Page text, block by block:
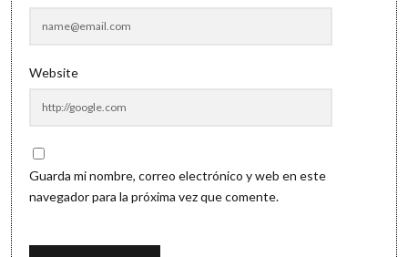
Website
Guarda mi nombre, correo electrónico y web en este
navegador para la próxima vez que comente.